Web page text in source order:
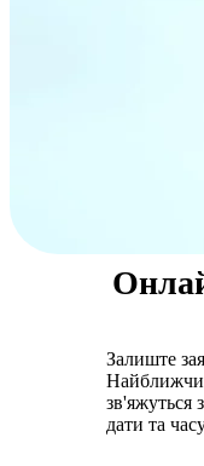
Залиште
зв'яжуться
дати та